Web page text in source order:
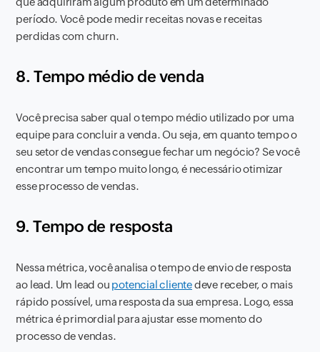
período. Você pode medir receitas novas e receitas
perdidas com churn.
8. Tempo médio de venda
Você precisa saber qual o tempo médio utilizado por uma
equipe para concluir a venda. Ou seja, em quanto tempo o
seu setor de vendas consegue fechar um negócio? Se você
encontrar um tempo muito longo, é necessário otimizar
esse processo de vendas.
9. Tempo de resposta
Nessa métrica, você analisa o tempo de envio de resposta
ao lead. Um lead ou potencial clientedeve receber, o mais
rápido possível, uma resposta da sua empresa. Logo, essa
métrica é primordial para ajustar esse momento do
processo de vendas.